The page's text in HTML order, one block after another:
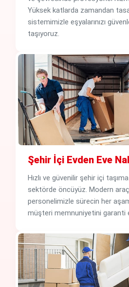
Yüksek katlarda zamandan
sistemimizle eşyalarınızı
taşıyoruz.
Şehir İçi Evden Eve
Hızlı ve güvenilir şehir içi
sektörde öncüyüz. Modern
personelimizle sürecin her
müşteri memnuniyetini garanti